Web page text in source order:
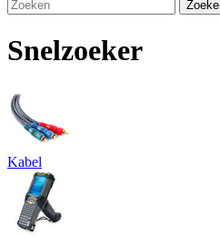
Snelzoeker
Kabel